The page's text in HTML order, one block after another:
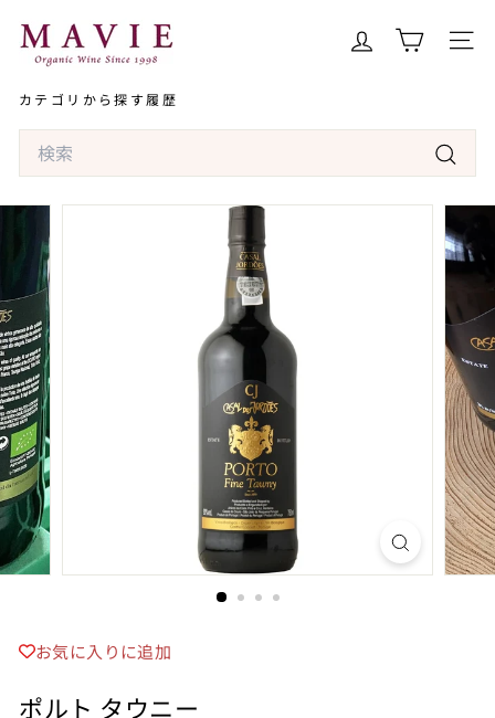
キ
オ
ー
ニ
ッ
ク
ワ
ン
専
門
店
マ
ヴ
ィ
サイ
カテゴリから探す履歴
Search
検
索
お気に入りに追加
ポルト タウニー